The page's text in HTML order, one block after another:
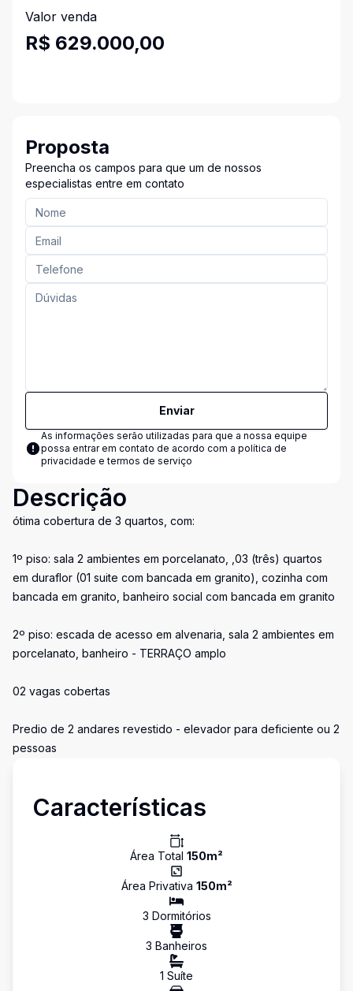
Valor venda
R$ 629.000,00
Proposta
Preencha os campos para que um de nossos
especialistas entre em contato
Enviar
As informações serão utilizadas para que a nossa equipe
possa entrar em contato de acordo com a política de
privacidade e termos de serviço
Descrição
ótima cobertura de 3 quartos, com:
1º piso: sala 2 ambientes em porcelanato, ,03 (três) quartos
em duraflor (01 suite com bancada em granito), cozinha com
bancada em granito, banheiro social com bancada em granito
2º piso: escada de acesso em alvenaria, sala 2 ambientes em
porcelanato, banheiro - TERRAÇO amplo
02 vagas cobertas
Predio de 2 andares revestido - elevador para deficiente ou 2
pessoas
Características
Área Total 150m²
Área Privativa 150m²
3 Dormitórios
3 Banheiros
1 Suíte